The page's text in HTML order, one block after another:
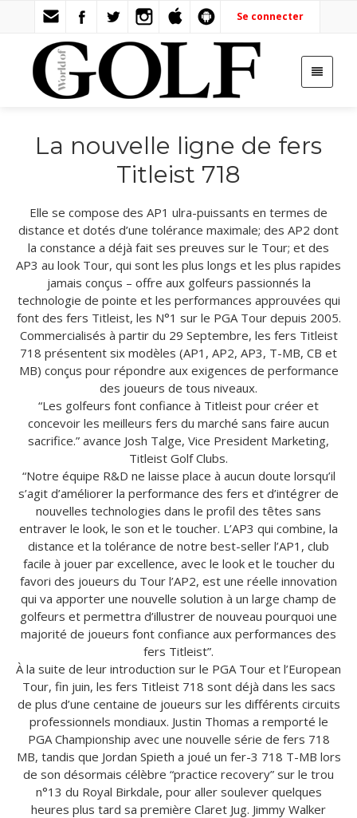
Se connecter
La nouvelle ligne de fers
Titleist 718
Elle se compose des AP1 ulra-puissants en termes de
distance et dotés d’une tolérance maximale; des AP2 dont
la constance a déjà fait ses preuves sur le Tour; et des
AP3 au look Tour, qui sont les plus longs et les plus rapides
jamais conçus – offre aux golfeurs passionnés la
technologie de pointe et les performances approuvées qui
font des fers Titleist, les N°1 sur le PGA Tour depuis 2005.
Commercialisés à partir du 29 Septembre, les fers Titleist
718 présentent six modèles (AP1, AP2, AP3, T-MB, CB et
MB) conçus pour répondre aux exigences de performance
des joueurs de tous niveaux.
“Les golfeurs font confiance à Titleist pour créer et
concevoir les meilleurs fers du marché sans faire aucun
sacrifice.” avance Josh Talge, Vice President Marketing,
Titleist Golf Clubs.
“Notre équipe R&D ne laisse place à aucun doute lorsqu’il
s’agit d’améliorer la performance des fers et d’intégrer de
nouvelles technologies dans le profil des têtes sans
entraver le look, le son et le toucher. L’AP3 qui combine, la
distance et la tolérance de notre best-seller l’AP1, club
facile à jouer par excellence, avec le look et le toucher du
favori des joueurs du Tour l’AP2, est une réelle innovation
qui va apporter une nouvelle solution à un large champ de
golfeurs et permettra d’illustrer de nouveau pourquoi une
majorité de joueurs font confiance aux performances des
fers Titleist”.
À la suite de leur introduction sur le PGA Tour et l’European
Tour, fin juin, les fers Titleist 718 sont déjà dans les sacs
de plus d’une centaine de joueurs sur les différents circuits
professionnels mondiaux. Justin Thomas a remporté le
PGA Championship avec une nouvelle série de fers 718
MB, tandis que Jordan Spieth a joué un fer-3 718 T-MB lors
de son désormais célèbre “practice recovery” sur le trou
n°13 du Royal Birkdale, pour aller soulever quelques
heures plus tard sa première Claret Jug. Jimmy Walker